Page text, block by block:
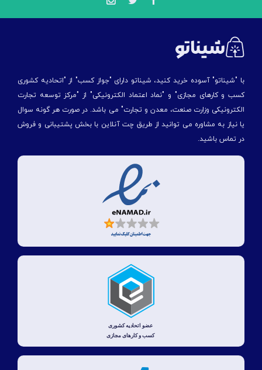
با "شیناتو" آسوده خرید کنید، شیناتو دارای "جواز کسب" از "اتحادیه کشوری
کسب و کارهای مجازی" و "نماد اعتماد الکترونیکی" از "مركز توسعه تجارت
الكترونیكی وزارت صنعت، معدن و تجارت" می باشد. در صورت هر گونه سوال
یا نیاز به مشاوره می توانید از طریق چت آنلاین با بخش پشتیبانی و فروش
در تماس باشید.